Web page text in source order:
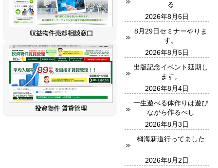
る
2026年8月6日
8月29日セミナーやりま
す。
2026年8月5日
出版記念イベント延期し
ます。
2026年8月4日
一生遊べる体作りは遊び
ながら作るべし
2026年8月3日
栂海新道行ってました
2026年8月2日